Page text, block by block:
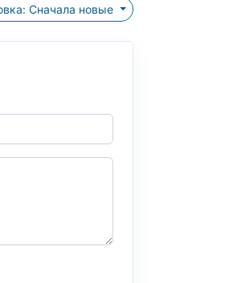
Сортировка: Сначала новые